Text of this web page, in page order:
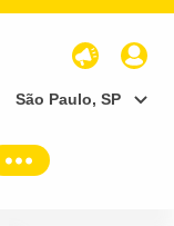
São Paulo, SP